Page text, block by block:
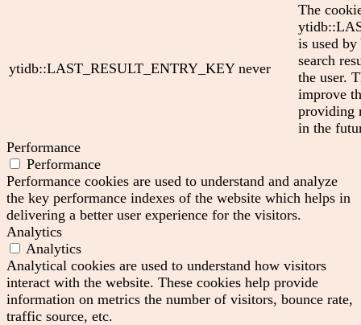
ytidb::LAST_RESULT_ENTRY_KEY never
The
is used by
search
the user.
improve
providing
in the
Performance
Performance
Performance cookies are used to understand and analyze
the key performance indexes of the website which helps in
delivering a better user experience for the visitors.
Analytics
Analytics
Analytical cookies are used to understand how visitors
interact with the website. These cookies help provide
information on metrics the number of visitors, bounce rate,
traffic source, etc.